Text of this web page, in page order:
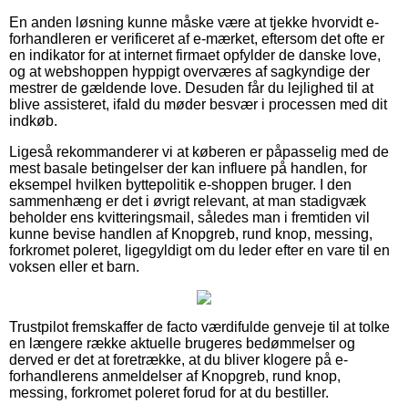
En anden løsning kunne måske være at tjekke hvorvidt e-
forhandleren er verificeret af e-mærket, eftersom det ofte er
en indikator for at internet firmaet opfylder de danske love,
og at webshoppen hyppigt overværes af sagkyndige der
mestrer de gældende love. Desuden får du lejlighed til at
blive assisteret, ifald du møder besvær i processen med dit
indkøb.
Ligeså rekommanderer vi at køberen er påpasselig med de
mest basale betingelser der kan influere på handlen, for
eksempel hvilken byttepolitik e-shoppen bruger. I den
sammenhæng er det i øvrigt relevant, at man stadigvæk
beholder ens kvitteringsmail, således man i fremtiden vil
kunne bevise handlen af Knopgreb, rund knop, messing,
forkromet poleret, ligegyldigt om du leder efter en vare til en
voksen eller et barn.
Trustpilot fremskaffer de facto værdifulde genveje til at tolke
en længere række aktuelle brugeres bedømmelser og
derved er det at foretrække, at du bliver klogere på e-
forhandlerens anmeldelser af Knopgreb, rund knop,
messing, forkromet poleret forud for at du bestiller.